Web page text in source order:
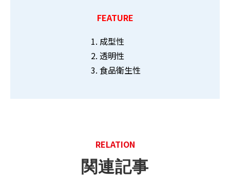
FEATURE
成型性
透明性
食品衛生性
RELATION
関連記事